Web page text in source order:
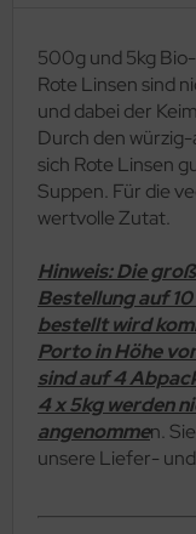
500g und 5kg
Rote Linsen sind
und dabei der
Durch den
sich Rote Linsen
Suppen. Für die
wertvolle Zutat.
Hinweis: Die
Bestellung auf
bestellt wird
Porto in Höhe
sind auf 4
4 x 5kg werden
angenommen.
unsere Liefer-